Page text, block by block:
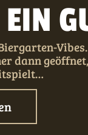
Vibes.
dann geöffnet,